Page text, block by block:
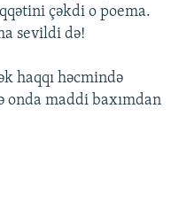
çəkdi o poema.
sevildi də!
haqqı həcmində
maddi baxımdan